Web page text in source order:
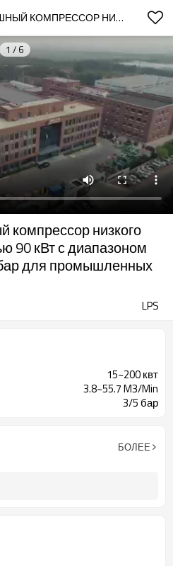
ВИНТОВОЙ ВОЗДУШНЫЙ КОМПРЕССОР НИЗКОГО ДАВЛЕНИЯ МОЩНОСТЬЮ 90 КВТ С ДИАПАЗОНОМ ДАВЛЕНИЯ 3/5/7/13 БАР ДЛЯ ПРОМЫШЛЕННЫХ ЦЕХОВ.
1 / 6
компрессор низкого
90 кВт с диапазоном
для промышленных
LPS
15~200 квт
3.8~55.7 M3/Min
3/5 бар
БОЛЕЕ